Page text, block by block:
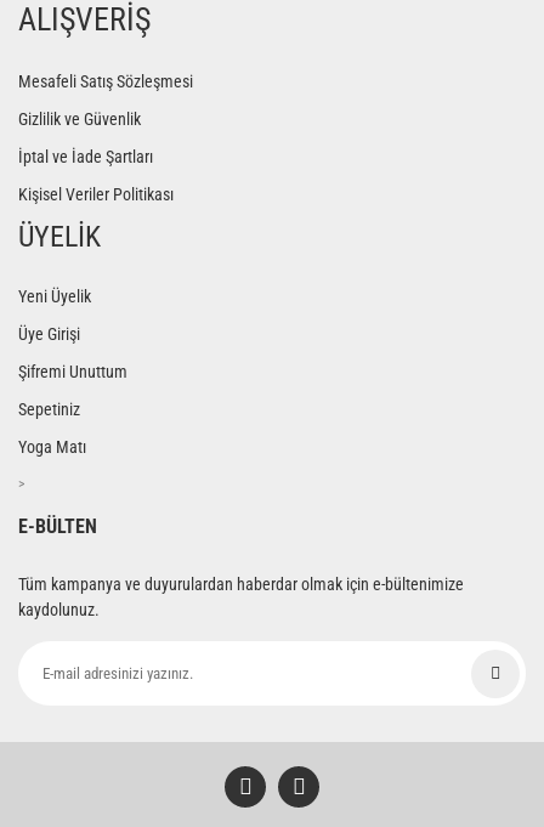
ALIŞVERİŞ
Mesafeli Satış Sözleşmesi
Gizlilik ve Güvenlik
İptal ve İade Şartları
Kişisel Veriler Politikası
ÜYELİK
Yeni Üyelik
Üye Girişi
Şifremi Unuttum
Sepetiniz
Yoga Matı
>
E-BÜLTEN
Tüm kampanya ve duyurulardan haberdar olmak için e-bültenimize
kaydolunuz.